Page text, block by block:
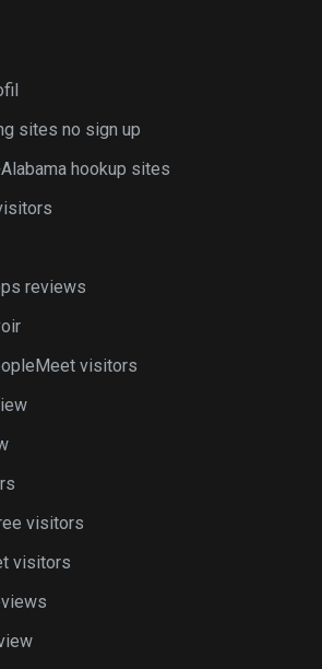
sites no sign up
hookup sites
reviews
visitors
visitors
visitors